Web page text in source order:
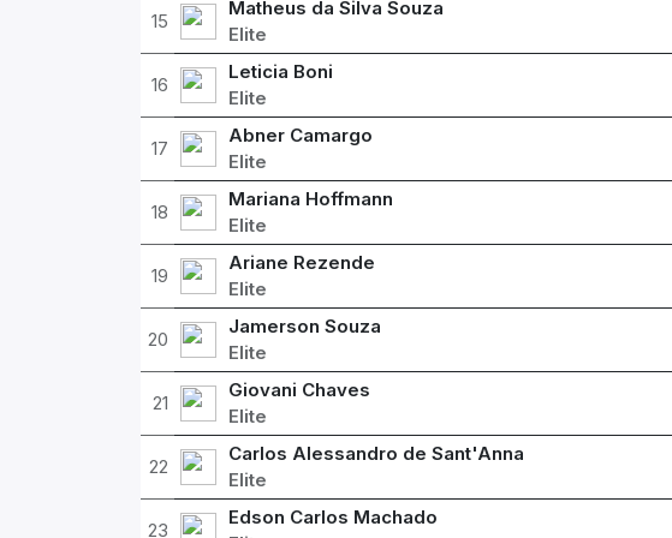
15
Matheus da Silva Souza
Elite
16
Leticia Boni
Elite
17
Abner Camargo
Elite
18
Mariana Hoffmann
Elite
19
Ariane Rezende
Elite
20
Jamerson Souza
Elite
21
Giovani Chaves
Elite
22
Carlos Alessandro de Sant'Anna
Elite
23
Edson Carlos Machado